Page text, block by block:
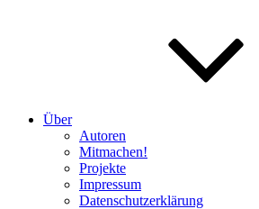
Über
Autoren
Mitmachen!
Projekte
Impressum
Datenschutzerklärung